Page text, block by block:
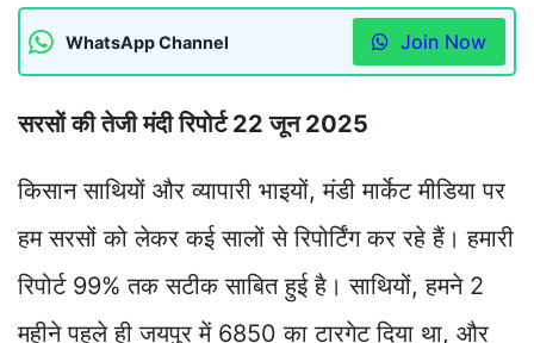
WhatsApp Channel Join Now
सरसों की तेजी मंदी रिपोर्ट 22 जून 2025
किसान साथियों और व्यापारी भाइयों, मंडी मार्केट मीडिया पर
हम सरसों को लेकर कई सालों से रिपोर्टिंग कर रहे हैं। हमारी
रिपोर्ट 99% तक सटीक साबित हुई है। साथियों, हमने 2
महीने पहले ही जयपुर में 6850 का टारगेट दिया था, और